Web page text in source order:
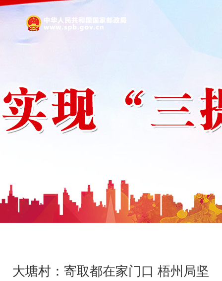
大塘村：寄取都在家门口 梧州局坚